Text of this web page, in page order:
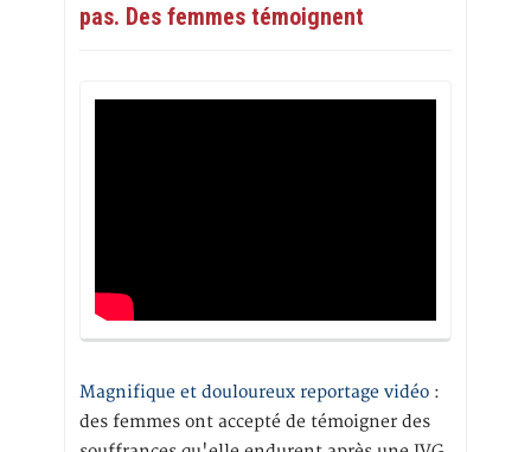
pas. Des femmes témoignent
Magnifique et douloureux reportage vidéo :
des femmes ont accepté de témoigner des